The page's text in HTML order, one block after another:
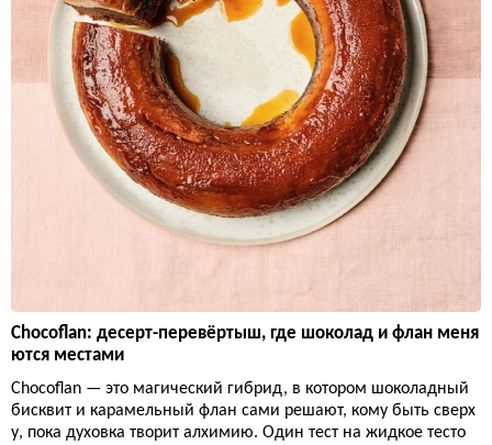
Chocoflan: десерт-перевёртыш, где шоколад и флан меня
ются местами
Chocoflan — это магический гибрид, в котором шоколадный
бисквит и карамельный флан сами решают, кому быть сверх
у, пока духовка творит алхимию. Один тест на жидкое тесто